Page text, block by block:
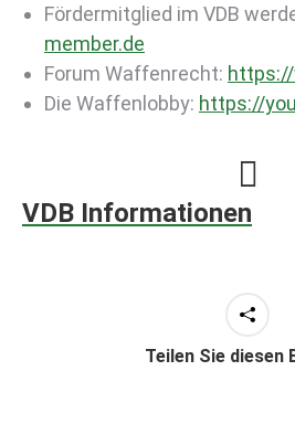
Fördermitglied im VDB
member.de
Forum Waffenrecht:
Die Waffenlobby: https://
VDB Informationen
Teilen Sie diesen